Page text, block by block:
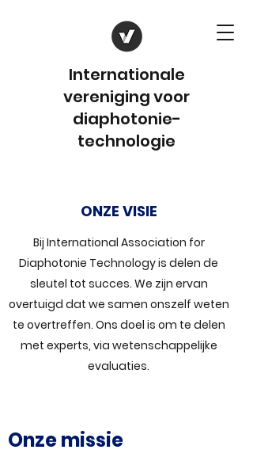
Internationale
vereniging voor
diaphotonie-
technologie
ONZE VISIE
Bij International Association for
Diaphotonie Technology is delen de
sleutel tot succes. We zijn ervan
overtuigd dat we samen onszelf weten
te overtreffen. Ons doel is om te delen
met experts, via wetenschappelijke
evaluaties.
Onze missie